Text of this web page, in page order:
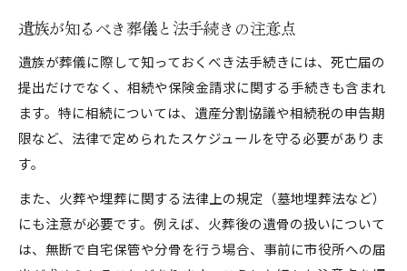
遺族が知るべき葬儀と法手続きの注意点
遺族が葬儀に際して知っておくべき法手続きには、死亡届の
提出だけでなく、相続や保険金請求に関する手続きも含まれ
ます。特に相続については、遺産分割協議や相続税の申告期
限など、法律で定められたスケジュールを守る必要がありま
す。
また、火葬や埋葬に関する法律上の規定（墓地埋葬法など）
にも注意が必要です。例えば、火葬後の遺骨の扱いについて
は、無断で自宅保管や分骨を行う場合、事前に市役所への届